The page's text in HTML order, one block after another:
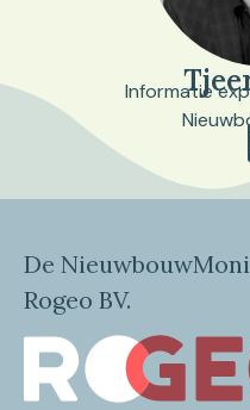
Informatie
De
Rogeo BV.